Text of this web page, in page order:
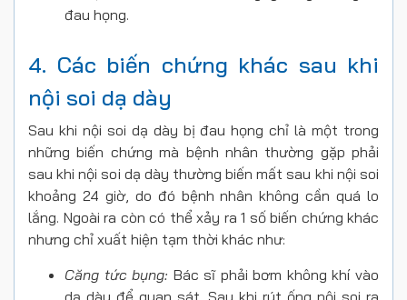
đau họng.
4. Các biến chứng khác sau khi
nội soi dạ dày
Sau khi nội soi dạ dày bị đau họng chỉ là một trong
những biến chứng mà bệnh nhân thường gặp phải
sau khi nội soi dạ dày thường biến mất sau khi nội soi
khoảng 24 giờ, do đó bệnh nhân không cần quá lo
lắng. Ngoài ra còn có thể xảy ra 1 số biến chứng khác
nhưng chỉ xuất hiện tạm thời khác như:
Căng tức bụng: Bác sĩ phải bơm không khí vào